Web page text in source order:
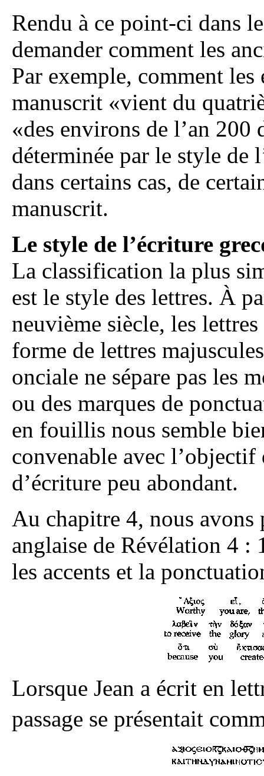
Rendu à ce point-ci dans
demander comment les
Par exemple, comment
manuscrit «vient du
«des environs de l’an 200
déterminée par le style de
dans certains cas, de
manuscrit.
Le style de l’écriture
La classification la plus
est le style des lettres. À
neuvième siècle, les
forme de lettres
onciale ne sépare pas les
ou des marques de
en fouillis nous semble
convenable avec
d’écriture peu abondant.
Au chapitre 4, nous avons
anglaise de Révélation 4 :
les accents et la
Lorsque Jean a écrit en
passage se présentait